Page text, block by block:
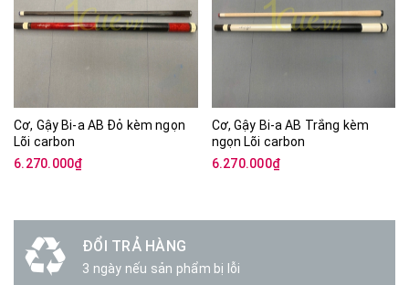
Cơ, Gậy Bi-a AB Đỏ kèm ngọn
Lõi carbon
6.270.000₫
Cơ, Gậy Bi-a AB Trắng kèm
ngọn Lõi carbon
6.270.000₫
ĐỔI TRẢ HÀNG
3 ngày nếu sản phẩm bị lỗi